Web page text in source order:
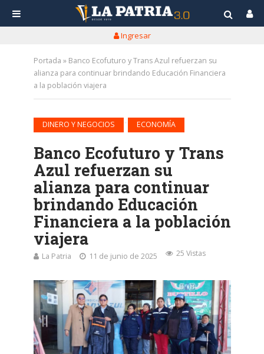
Ingresar
Portada » Banco Ecofuturo y Trans Azul refuerzan su
alianza para continuar brindando Educación Financiera
a la población viajera
DINERO Y NEGOCIOS ECONOMÍA
Banco Ecofuturo y Trans
Azul refuerzan su
alianza para continuar
brindando Educación
Financiera a la población
viajera
La Patria 11 de junio de 2025 25 Vistas